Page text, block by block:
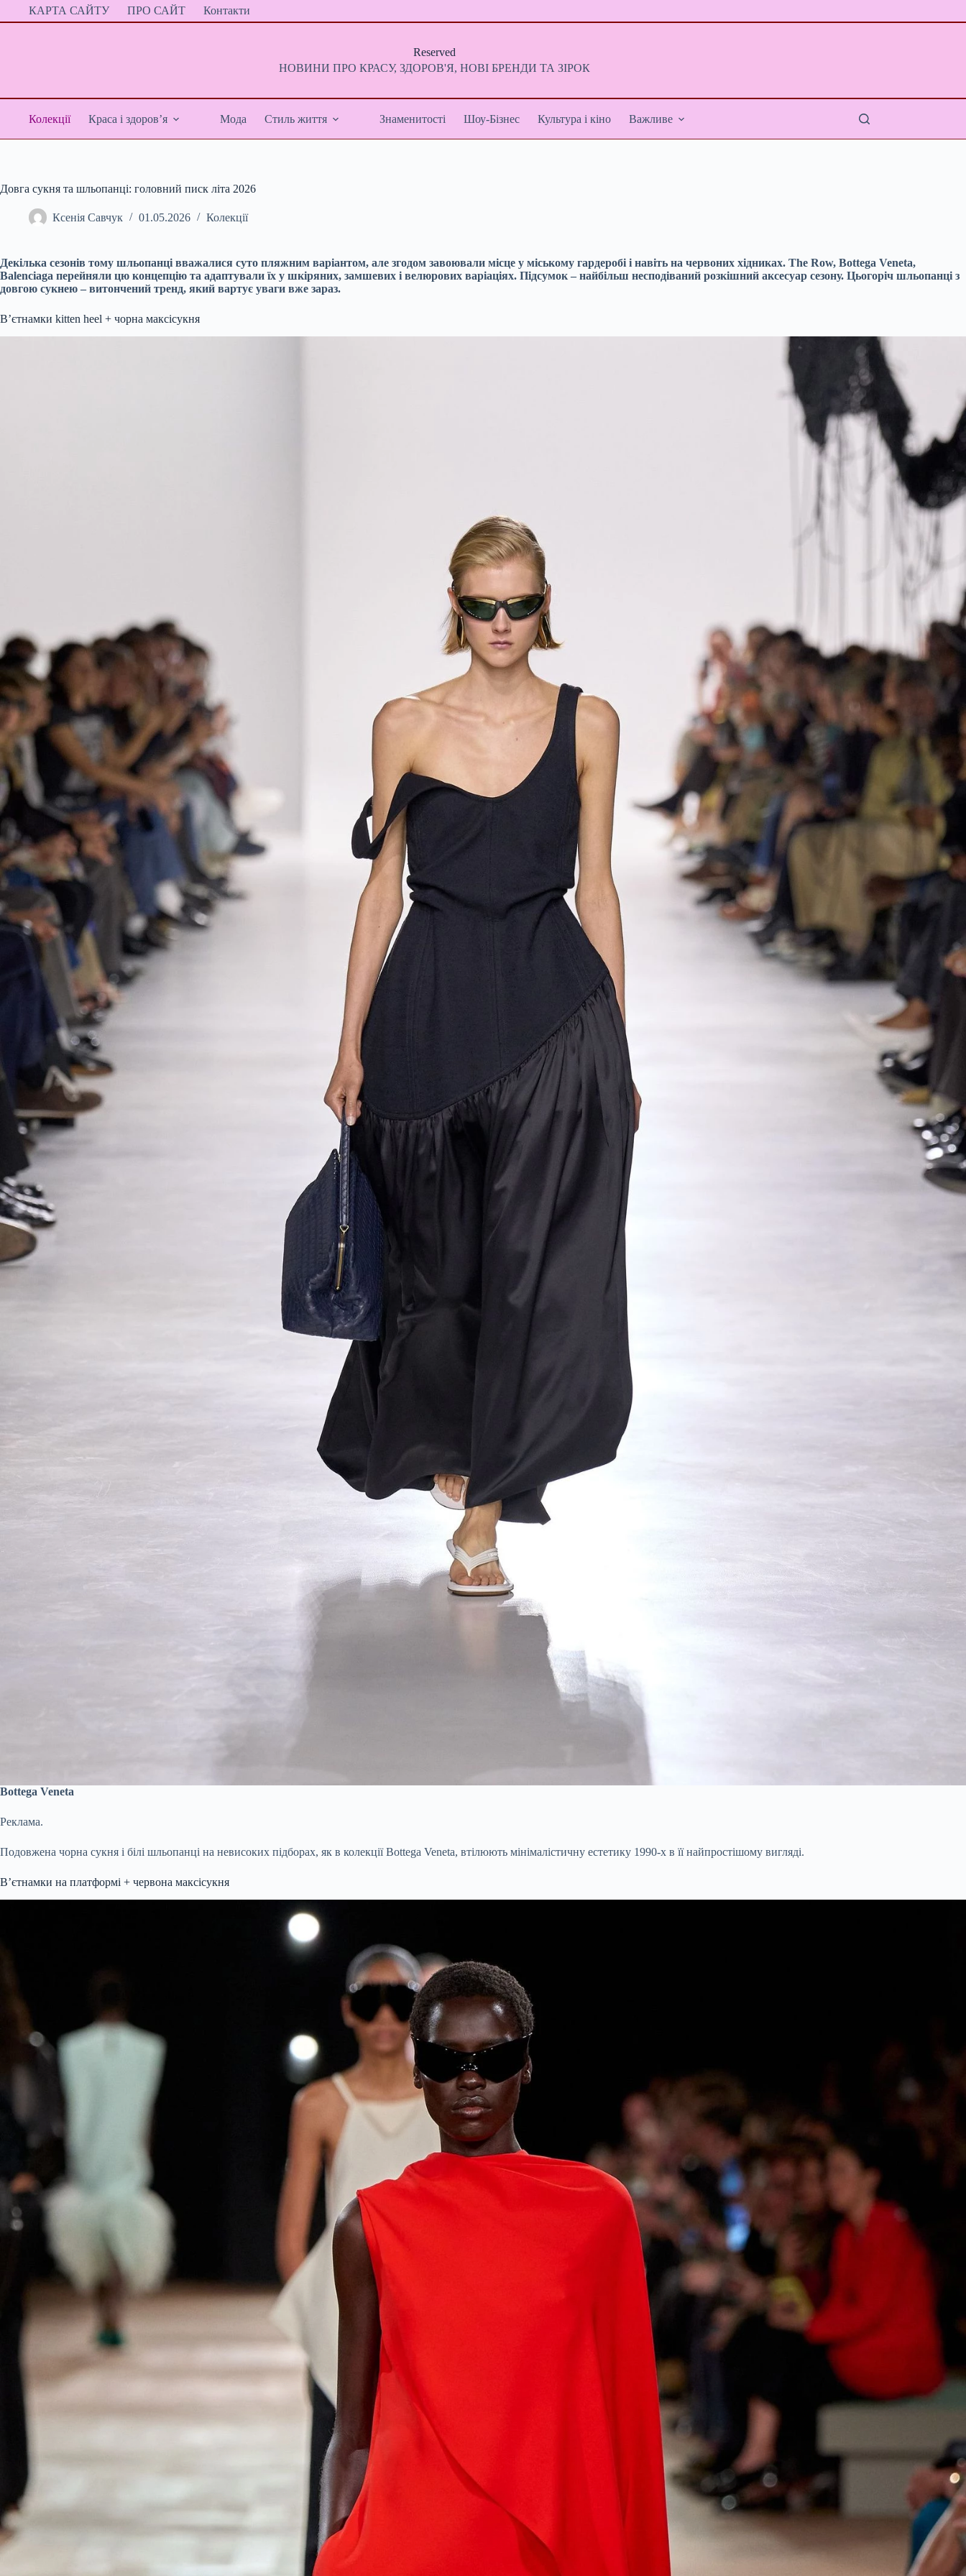
ПерейтиКАРТА САЙТУ ПРО САЙТ Контакти
Reserved
НОВИНИ ПРО КРАСУ, ЗДОРОВ'Я, НОВІ БРЕНДИ ТА ЗІРОК
Колекції Краса і здоров’я Мода Стиль життя Знаменитості Шоу-Бізнес Культура і кіно Важливе
Довга сукня та шльопанці: головний писк літа 2026
Ксенія Савчук 01.05.2026 Колекції
Декілька сезонів тому шльопанці вважалися суто пляжним варіантом, але згодом завоювали місце у міському гардеробі і навіть на червоних хідниках. The Row, Bottega Veneta,
Balenciaga перейняли цю концепцію та адаптували їх у шкіряних, замшевих і велюрових варіаціях. Підсумок – найбільш несподіваний розкішний аксесуар сезону. Цьогоріч шльопанці з
довгою сукнею – витончений тренд, який вартує уваги вже зараз.
Вʼєтнамки kitten heel + чорна максісукня
Bottega Veneta
Реклама.
Подовжена чорна сукня і білі шльопанці на невисоких підборах, як в колекції Bottega Veneta, втілюють мінімалістичну естетику 1990-х в її найпростішому вигляді.
Вʼєтнамки на платформі + червона максісукня